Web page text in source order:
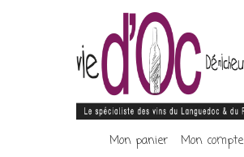
Mon panier Mon compte